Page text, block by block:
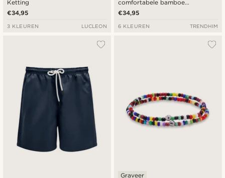
Ketting
€34,95
3 KLEUREN LUCLEON
comfortabele bamboe
boxershorts
€34,95
6 KLEUREN TRENDHIM
Graveer